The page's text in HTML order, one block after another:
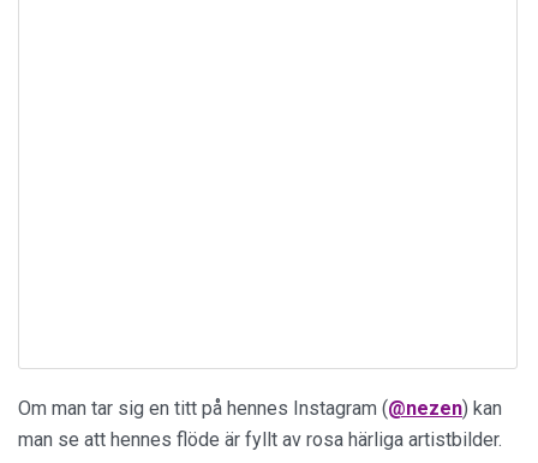
Om man tar sig en titt på hennes Instagram (@nezen) kan
man se att hennes flöde är fyllt av rosa härliga artistbilder.